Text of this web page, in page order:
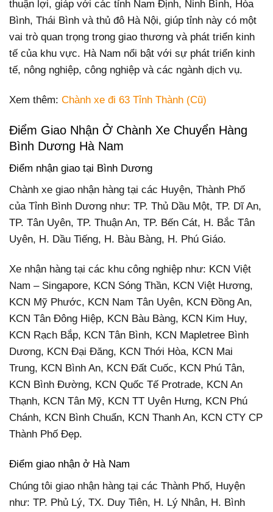
thuận lợi, giáp với các tỉnh Nam Định, Ninh Bình, Hòa
Bình, Thái Bình và thủ đô Hà Nội, giúp tỉnh này có một
vai trò quan trọng trong giao thương và phát triển kinh
tế của khu vực. Hà Nam nổi bật với sự phát triển kinh
tế, nông nghiệp, công nghiệp và các ngành dịch vụ.
Xem thêm: Chành xe đi 63 Tỉnh Thành (Cũ)
Điểm Giao Nhận Ở Chành Xe Chuyển Hàng
Bình Dương Hà Nam
Điểm nhận giao tại Bình Dương
Chành xe giao nhận hàng tại các Huyện, Thành Phố
của Tỉnh Bình Dương như: TP. Thủ Dầu Một, TP. Dĩ An,
TP. Tân Uyên, TP. Thuận An, TP. Bến Cát, H. Bắc Tân
Uyên, H. Dầu Tiếng, H. Bàu Bàng, H. Phú Giáo.
Xe nhận hàng tại các khu công nghiệp như: KCN Việt
Nam – Singapore, KCN Sóng Thần, KCN Việt Hương,
KCN Mỹ Phước, KCN Nam Tân Uyên, KCN Đồng An,
KCN Tân Đông Hiệp, KCN Bàu Bàng, KCN Kim Huy,
KCN Rạch Bắp, KCN Tân Bình, KCN Mapletree Bình
Dương, KCN Đại Đăng, KCN Thới Hòa, KCN Mai
Trung, KCN Bình An, KCN Đất Cuốc, KCN Phú Tân,
KCN Bình Đường, KCN Quốc Tế Protrade, KCN An
Thạnh, KCN Tân Mỹ, KCN TT Uyên Hưng, KCN Phú
Chánh, KCN Bình Chuẩn, KCN Thanh An, KCN CTY CP
Thành Phố Đẹp.
Điểm giao nhận ở Hà Nam
Chúng tôi giao nhận hàng tại các Thành Phố, Huyện
như: TP. Phủ Lý, TX. Duy Tiên, H. Lý Nhân, H. Bình